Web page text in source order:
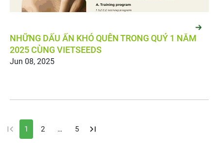
NHỮNG DẤU ẤN KHÓ QUÊN TRONG QUÝ 1 NĂM
2025 CÙNG VIETSEEDS
Jun 08, 2025
1 2 … 5